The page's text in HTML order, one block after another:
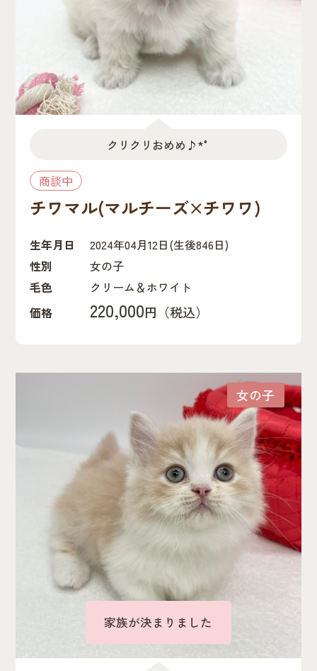
クリクリおめめ♪*°
商談中
チワマル(マルチーズ×チワワ)
生年月日 2024年04月12日(生後846日)
性別
女の子
毛色
クリーム＆ホワイト
価格
220,000円（税込）
女の子
家族が決まりました